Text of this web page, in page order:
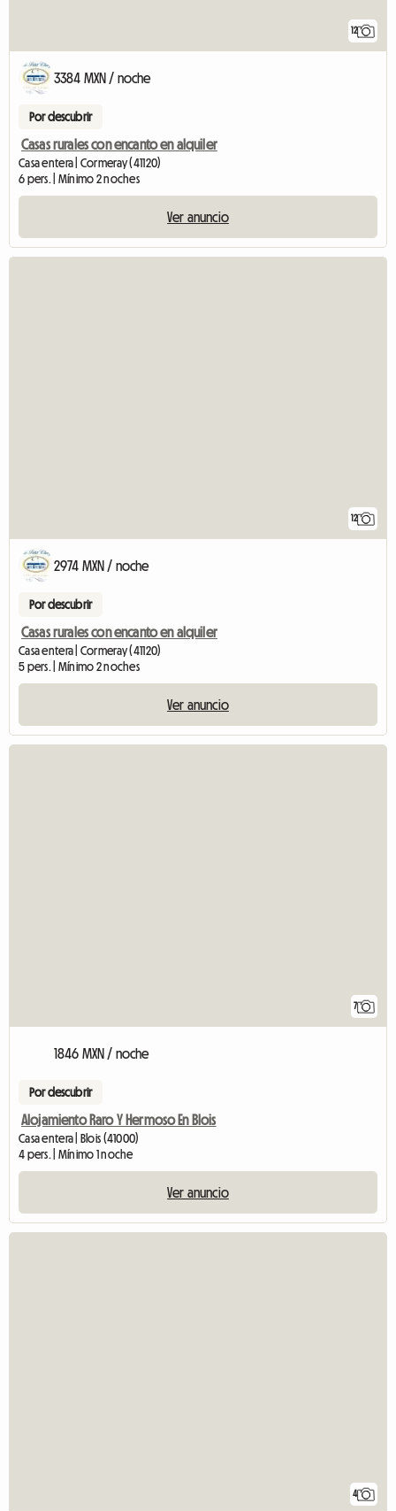
12
3384 MXN / noche
Por descubrir
Casas rurales con encanto en alquiler
Casa entera | Cormeray (41120)
6 pers. | Mínimo 2 noches
Ver anuncio
12
2974 MXN / noche
Por descubrir
Casas rurales con encanto en alquiler
Casa entera | Cormeray (41120)
5 pers. | Mínimo 2 noches
Ver anuncio
7
1846 MXN / noche
Por descubrir
Alojamiento Raro Y Hermoso En Blois
Casa entera | Blois (41000)
4 pers. | Mínimo 1 noche
Ver anuncio
4